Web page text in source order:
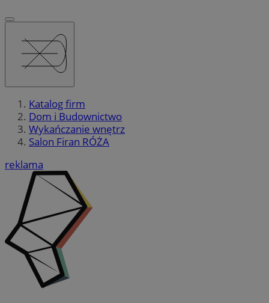
Katalog firm
Dom i Budownictwo
Wykańczanie wnętrz
Salon Firan RÓŻA
reklama